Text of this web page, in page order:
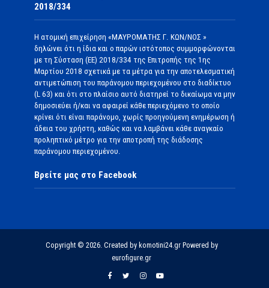
2018/334
Η ατομική επιχείρηση «ΜΑΥΡΟΜΑΤΗΣ Γ. ΚΩΝ/ΝΟΣ »
δηλώνει ότι η ίδια και ο παρών ιστότοπος συμμορφώνονται
με τη Σύσταση (ΕΕ) 2018/334 της Επιτροπής της 1ης
Μαρτίου 2018 σχετικά με τα μέτρα για την αποτελεσματική
αντιμετώπιση του παράνομου περιεχομένου στο διαδίκτυο
(L 63) και ότι στο πλαίσιο αυτό διατηρεί το δικαίωμα να μην
δημοσιεύει ή/και να αφαιρεί κάθε περιεχόμενο το οποίο
κρίνει ότι είναι παράνομο, χωρίς προηγούμενη ενημέρωση ή
άδεια του χρήστη, καθώς και να λαμβάνει κάθε αναγκαίο
προληπτικό μέτρο για την αποτροπή της διάδοσης
παράνομου περιεχομένου.
Βρείτε μας στο Facebook
Copyright © 2026. Created by komotini24.gr Powered by
eurofigure.gr